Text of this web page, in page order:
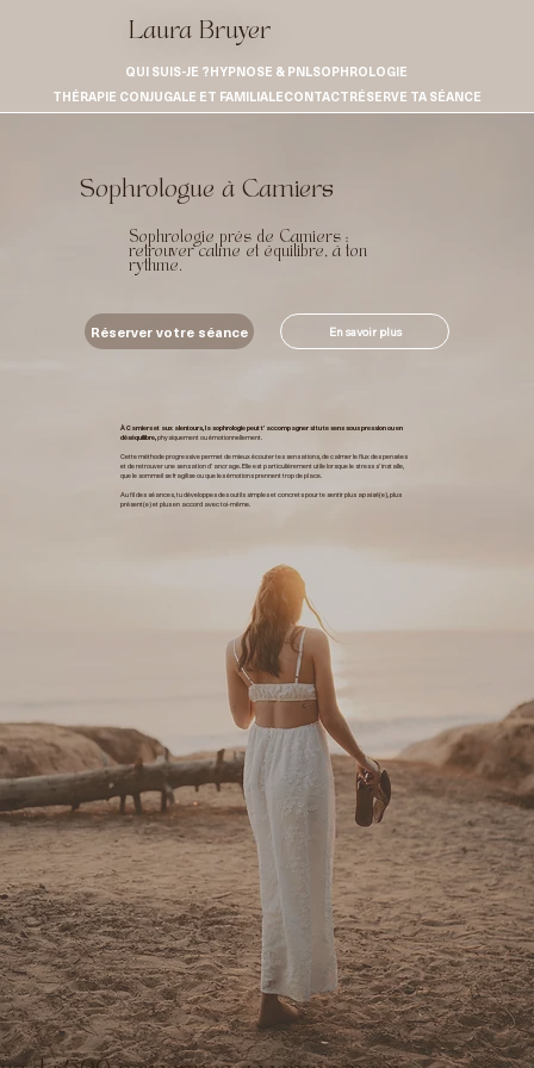
QUI SUIS-JE ?HYPNOSE & PNLSOPHROLOGIE
THÉRAPIE CONJUGALE ET FAMILIALECONTACTRÉSERVE TA SÉANCE
Laura Bruyer
Sophrologue à Camiers
Sophrologie près de Camiers :
retrouver calme et équilibre, à ton
rythme.
Réserver votre séance En savoir plus
À Camiers et aux alentours, la sophrologie peut t’accompagner si tu te sens sous pression ou en
déséquilibre,physiquement ou émotionnellement.
Cette méthode progressive permet de mieux écouter tes sensations, de calmer le flux des pensées
et de retrouver une sensation d’ancrage. Elle est particulièrement utile lorsque le stress s’installe,
que le sommeil se fragilise ou que les émotions prennent trop de place.
Au fil des séances, tu développes des outils simples et concrets pour te sentir plus apaisé(e), plus
présent(e) et plus en accord avec toi-même.